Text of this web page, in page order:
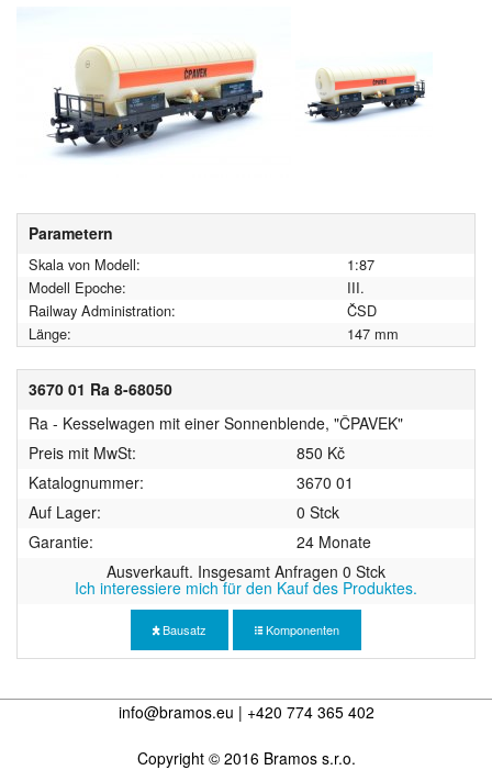
Parametern
Skala von Modell:
1:87
Modell Epoche:
III.
Railway Administration:
ČSD
Länge:
147 mm
3670 01 Ra 8-68050
Ra - Kesselwagen mit einer Sonnenblende, "ČPAVEK"
Preis mit MwSt:
850 Kč
Katalognummer:
3670 01
Auf Lager:
0 Stck
Garantie:
24 Monate
Ausverkauft. Insgesamt Anfragen 0 Stck
Ich interessiere mich für den Kauf des Produktes.
Bausatz Komponenten
info@bramos.eu | +420 774 365 402
Copyright © 2016 Bramos s.r.o.